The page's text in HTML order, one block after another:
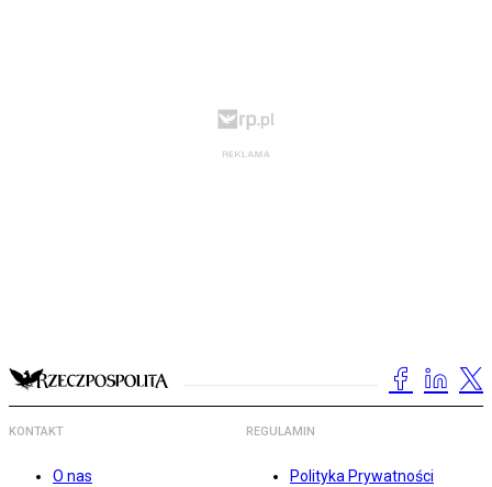
KONTAKT
O nas
REGULAMIN
Polityka Prywatności